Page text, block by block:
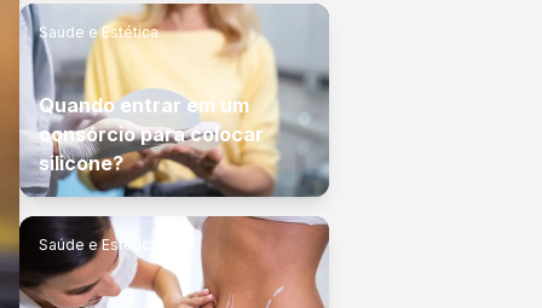
Saúde e Estética
Quando entrar em um
consórcio para colocar
silicone?
Saúde e Estética